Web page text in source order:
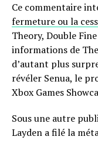
Ce commentaire
fermeture ou la
Theory, Double
informations de
d’autant plus
révéler Senua, le
Xbox Games
Sous une autre
Layden a filé la